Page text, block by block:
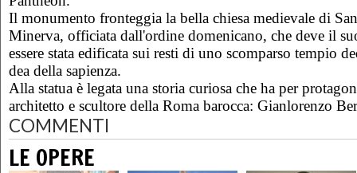
Il monumento fronteggia la bella chiesa medievale di
Minerva, officiata dall'ordine domenicano, che deve il
essere stata edificata sui resti di uno scomparso tempio
dea della sapienza.
Alla statua è legata una storia curiosa che ha per
architetto e scultore della Roma barocca: Gianlorenzo
COMMENTI
LE OPERE